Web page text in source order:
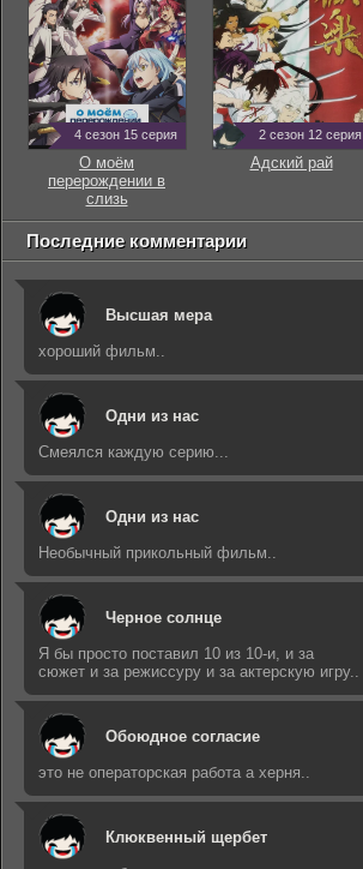
4 сезон 15 серия
О моём
перерождении в
слизь
2 сезон 12 серия
Адский рай
Последние комментарии
Высшая мера
хороший фильм..
Одни из нас
Смеялся каждую серию...
Одни из нас
Необычный прикольный фильм..
Черное солнце
Я бы просто поставил 10 из 10-и, и за
сюжет и за режиссуру и за актерскую игру..
Обоюдное согласие
это не операторская работа а херня..
Клюквенный щербет